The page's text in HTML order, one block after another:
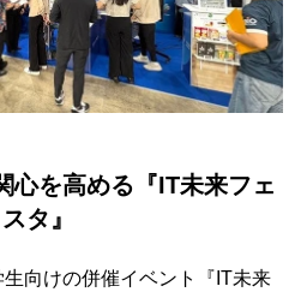
心を高める『IT未来フェ
スタ』
向けの併催イベント『IT未来